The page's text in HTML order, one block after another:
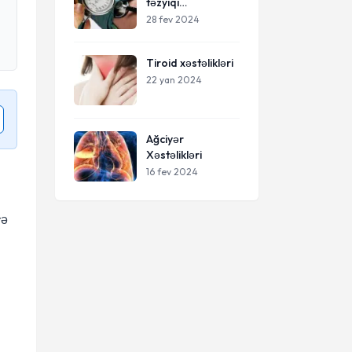
(hipertoniya)
28 fev 2024
Tiroid xəstəlikləri
22 yan 2024
Ağciyər
Xəstəlikləri
16 fev 2024